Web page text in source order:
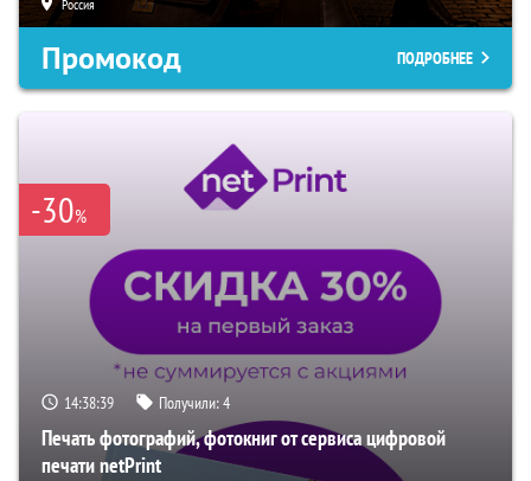
Россия
Промокод ПОДРОБНЕЕ
-30%
14:38:38 Получили:4
Печать фотографий, фотокниг от сервиса цифровой
печати netPrint